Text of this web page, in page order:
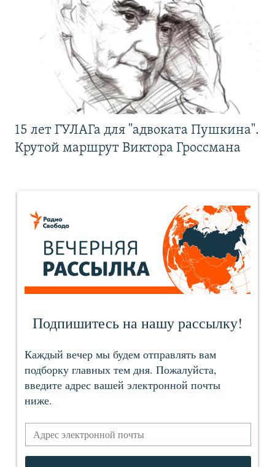
15 лет ГУЛАГа для "адвоката Пушкина".
Крутой маршрут Виктора Гроссмана